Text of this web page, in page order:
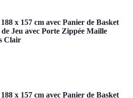
x 157 cm avec Panier de Basket
Jeu avec Porte Zippée Maille
Clair
x 157 cm avec Panier de Basket